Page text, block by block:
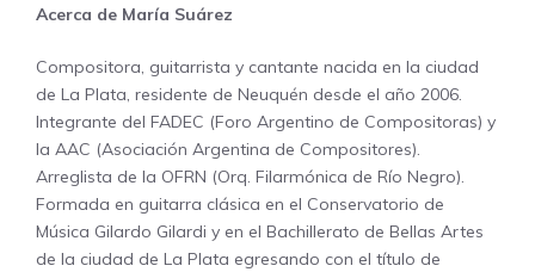
Acerca de María Suárez
Compositora, guitarrista y cantante nacida en la ciudad
de La Plata, residente de Neuquén desde el año 2006.
Integrante del FADEC (Foro Argentino de Compositoras) y
la AAC (Asociación Argentina de Compositores).
Arreglista de la OFRN (Orq. Filarmónica de Río Negro).
Formada en guitarra clásica en el Conservatorio de
Música Gilardo Gilardi y en el Bachillerato de Bellas Artes
de la ciudad de La Plata egresando con el título de